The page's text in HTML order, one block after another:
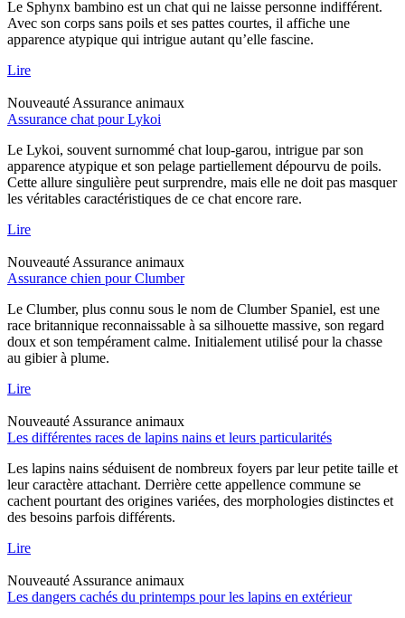
Le Sphynx bambino est un chat qui ne laisse personne indifférent.
Avec son corps sans poils et ses pattes courtes, il affiche une
apparence atypique qui intrigue autant qu’elle fascine.
Lire
Nouveauté Assurance animaux
Assurance chat pour Lykoi
Le Lykoi, souvent surnommé chat loup-garou, intrigue par son
apparence atypique et son pelage partiellement dépourvu de poils.
Cette allure singulière peut surprendre, mais elle ne doit pas masquer
les véritables caractéristiques de ce chat encore rare.
Lire
Nouveauté Assurance animaux
Assurance chien pour Clumber
Le Clumber, plus connu sous le nom de Clumber Spaniel, est une
race britannique reconnaissable à sa silhouette massive, son regard
doux et son tempérament calme. Initialement utilisé pour la chasse
au gibier à plume.
Lire
Nouveauté Assurance animaux
Les différentes races de lapins nains et leurs particularités
Les lapins nains séduisent de nombreux foyers par leur petite taille et
leur caractère attachant. Derrière cette appellence commune se
cachent pourtant des origines variées, des morphologies distinctes et
des besoins parfois différents.
Lire
Nouveauté Assurance animaux
Les dangers cachés du printemps pour les lapins en extérieur